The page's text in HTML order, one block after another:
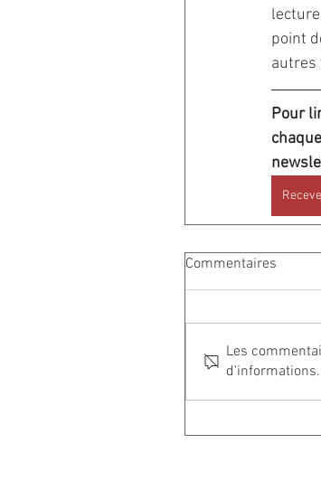
point
autres
Pour
Commentaires
Les
d'informations.